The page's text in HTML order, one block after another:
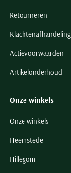
Retourneren
Klachtenafhandeling
Actievoorwaarden
Artikelonderhoud
Onze winkels
Onze winkels
Heemstede
Hillegom